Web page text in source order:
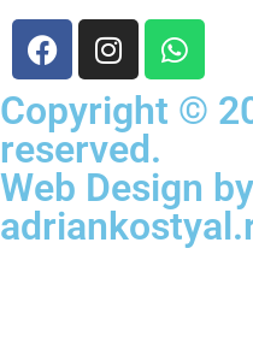
Copyright ©
reserved.
Web Design by